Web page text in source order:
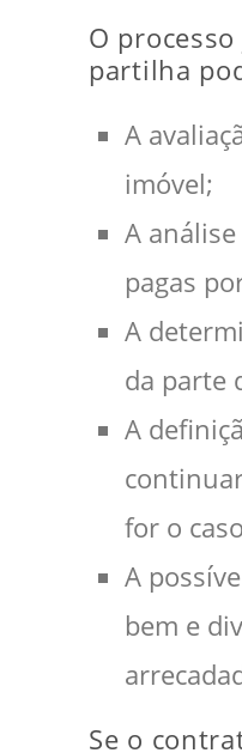
O
partilha
A
imóvel;
A
pagas
A
da parte
A
for o
A
bem e
Se o